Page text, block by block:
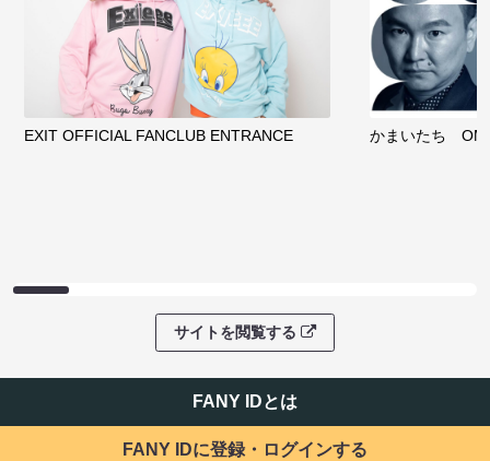
EXIT OFFICIAL FANCLUB ENTRANCE かまいたち
サイトを閲覧する
FANY IDとは
FANY IDに登録・ログインする